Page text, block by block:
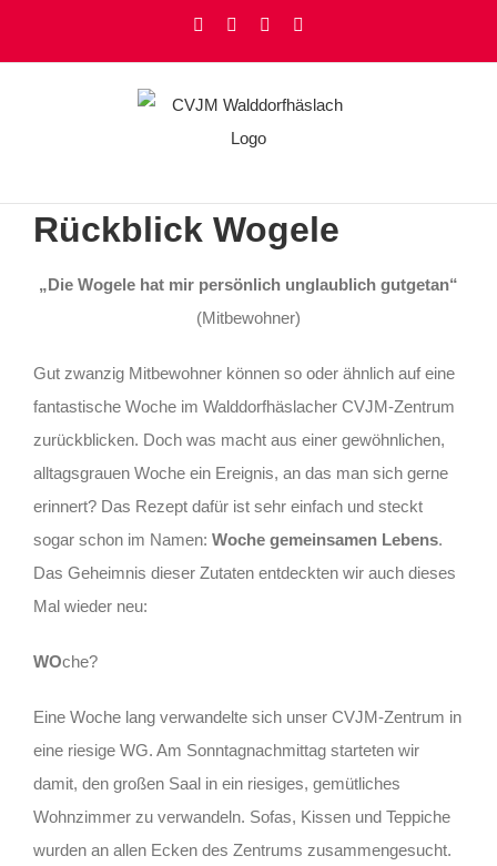
FacebookInstagramYouTube
Rückblick Wogele
„Die Wogele hat mir persönlich unglaublich gutgetan“
(Mitbewohner)
Gut zwanzig Mitbewohner können so oder ähnlich auf eine
fantastische Woche im Walddorfhäslacher CVJM-Zentrum
zurückblicken. Doch was macht aus einer gewöhnlichen,
alltagsgrauen Woche ein Ereignis, an das man sich gerne
erinnert? Das Rezept dafür ist sehr einfach und steckt
sogar schon im Namen: Woche gemeinsamen Lebens.
Das Geheimnis dieser Zutaten entdeckten wir auch dieses
Mal wieder neu:
WOche?
Eine Woche lang verwandelte sich unser CVJM-Zentrum in
eine riesige WG. Am Sonntagnachmittag starteten wir
damit, den großen Saal in ein riesiges, gemütliches
Wohnzimmer zu verwandeln. Sofas, Kissen und Teppiche
wurden an allen Ecken des Zentrums zusammengesucht.